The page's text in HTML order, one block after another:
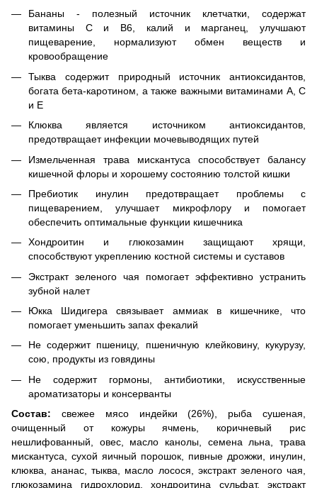
Бананы - полезный источник клетчатки, содержат
витамины С и В6, калий и марганец, улучшают
пищеварение, нормализуют обмен веществ и
кровообращение
Тыква содержит природный источник антиоксидантов,
богата бета-каротином, а также важными витаминами А, С
и Е
Клюква является источником антиоксидантов,
предотвращает инфекции мочевыводящих путей
Измельченная трава мискантуса способствует балансу
кишечной флоры и хорошему состоянию толстой кишки
Пребиотик инулин предотвращает проблемы с
пищеварением, улучшает микрофлору и помогает
обеспечить оптимальные функции кишечника
Хондроитин и глюкозамин защищают хрящи,
способствуют укреплению костной системы и суставов
Экстракт зеленого чая помогает эффективно устранить
зубной налет
Юкка Шидигера связывает аммиак в кишечнике, что
помогает уменьшить запах фекалий
Не содержит пшеницу, пшеничную клейковину, кукурузу,
сою, продукты из говядины
Не содержит гормоны, антибиотики, искусственные
ароматизаторы и консерванты
Состав: свежее мясо индейки (26%), рыба сушеная,
очищенный от кожуры ячмень, коричневый рис
нешлифованный, овес, масло канолы, семена льна, трава
мискантуса, сухой яичный порошок, пивные дрожжи, инулин,
клюква, ананас, тыква, масло лосося, экстракт зеленого чая,
глюкозамина гидрохлорид, хондроитина сульфат, экстракт